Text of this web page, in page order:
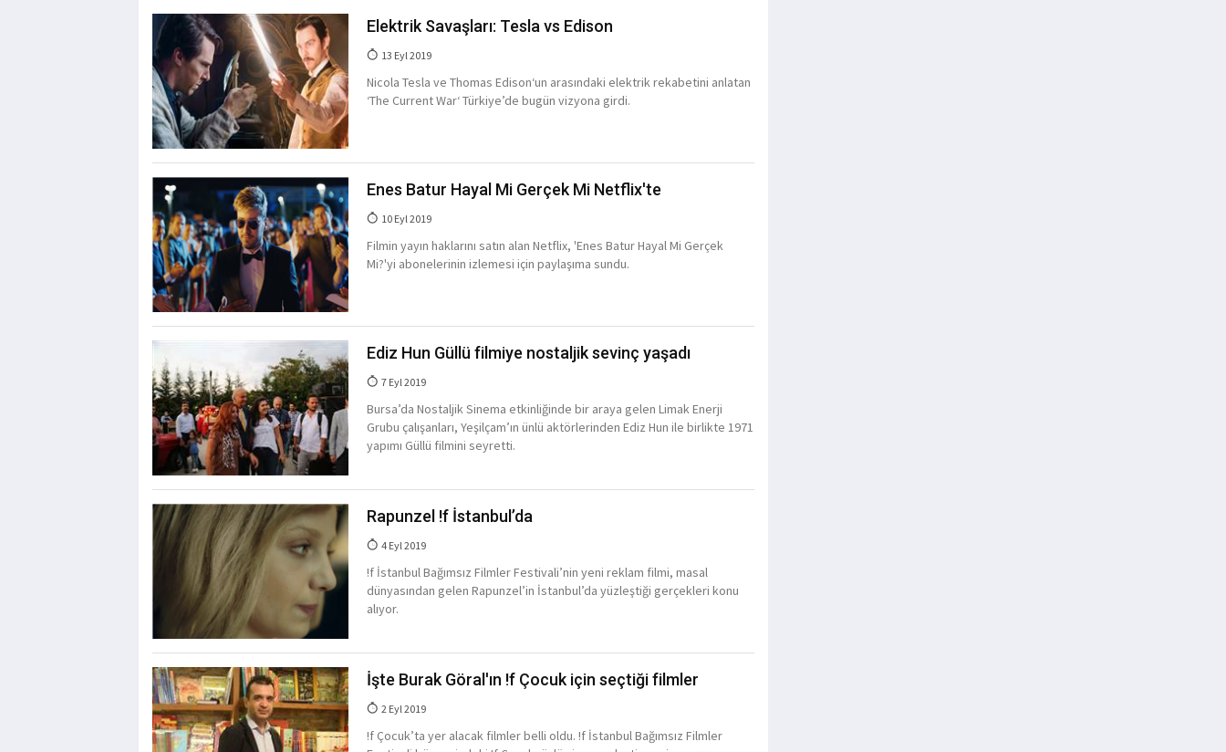
Elektrik Savaşları: Tesla vs Edison
13 Eyl 2019
Nicola Tesla ve Thomas Edison‘un arasındaki elektrik rekabetini anlatan
‘The Current War‘ Türkiye’de bugün vizyona girdi.
Enes Batur Hayal Mi Gerçek Mi Netflix'te
10 Eyl 2019
Filmin yayın haklarını satın alan Netflix, 'Enes Batur Hayal Mi Gerçek
Mi?'yi abonelerinin izlemesi için paylaşıma sundu.
Ediz Hun Güllü filmiye nostaljik sevinç yaşadı
7 Eyl 2019
Bursa’da Nostaljik Sinema etkinliğinde bir araya gelen Limak Enerji
Grubu çalışanları, Yeşilçam’ın ünlü aktörlerinden Ediz Hun ile birlikte 1971
yapımı Güllü filmini seyretti.
Rapunzel !f İstanbul’da
4 Eyl 2019
!f İstanbul Bağımsız Filmler Festivali’nin yeni reklam filmi, masal
dünyasından gelen Rapunzel’in İstanbul’da yüzleştiği gerçekleri konu
alıyor.
İşte Burak Göral'ın !f Çocuk için seçtiği filmler
2 Eyl 2019
!f Çocuk’ta yer alacak filmler belli oldu. !f İstanbul Bağımsız Filmler